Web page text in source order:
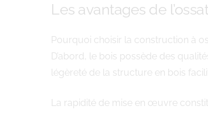
Les avantages de
Pourquoi choisir la construction à
D’abord, le bois possède des
légèreté de la structure en bois
La rapidité de mise en œuvre